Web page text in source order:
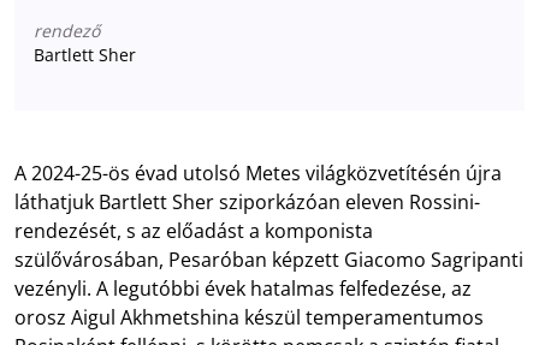
rendező
Bartlett Sher
A 2024-25-ös évad utolsó Metes világközvetítésén újra
láthatjuk Bartlett Sher sziporkázóan eleven Rossini-
rendezését, s az előadást a komponista
szülővárosában, Pesaróban képzett Giacomo Sagripanti
vezényli. A legutóbbi évek hatalmas felfedezése, az
orosz Aigul Akhmetshina készül temperamentumos